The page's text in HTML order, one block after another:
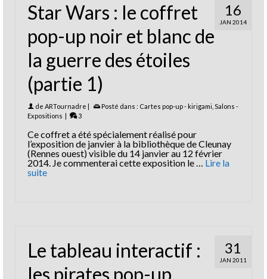
16
JAN 2014
Star Wars : le coffret
pop-up noir et blanc de
la guerre des étoiles
(partie 1)
de ARTournadre | Posté dans : Cartes pop-up - kirigami Salons -
Expositions | 3
Ce coffret a été spécialement réalisé pour
l’exposition de janvier à la bibliothèque de Cleunay
(Rennes ouest) visible du 14 janvier au 12 février
2014. Je commenterai cette exposition le … Lire la
suite
31
JAN 2011
Le tableau interactif :
les pirates pop-up